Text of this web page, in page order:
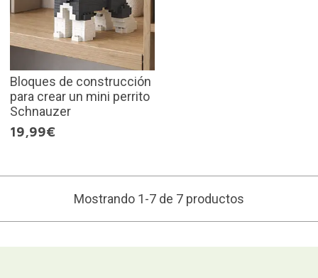
Bloques de construcción
para crear un mini perrito
Schnauzer
19,99€
Mostrando 1-7 de 7 productos